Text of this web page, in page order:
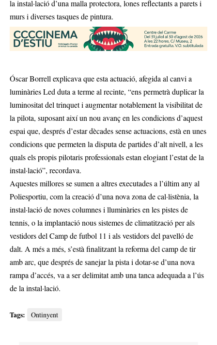
la instal·lació d’una malla protectora, lones reflectants a parets i
murs i diverses tasques de pintura.
Óscar Borrell explicava que esta actuació, afegida al canvi a
luminàries Led duta a terme al recinte, “ens permetrà duplicar la
luminositat del trinquet i augmentar notablement la visibilitat de
la pilota, suposant així un nou avanç en les condicions d’aquest
espai que, després d’estar dècades sense actuacions, està en unes
condicions que permeten la disputa de partides d’alt nivell, a les
quals els propis pilotaris professionals estan elogiant l’estat de la
instal·lació”, recordava.
Aquestes millores se sumen a altres executades a l’últim any al
Poliesportiu, com la creació d’una nova zona de cal·listènia, la
instal·lació de noves columnes i lluminàries en les pistes de
tennis, o la implantació nous sistemes de climatització per als
vestidors del Camp de futbol 11 i als vestidors del pavelló de
dalt. A més a més, s’està finalitzant la reforma del camp de tir
amb arc, que després de sanejar la pista i dotar-se d’una nova
rampa d’accés, va a ser delimitat amb una tanca adequada a l’ús
de la instal·lació.
Tags: Ontinyent